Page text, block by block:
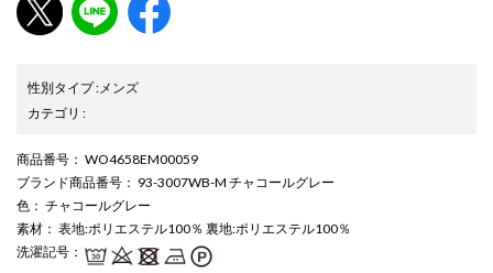
性別タイプ: メンズ
カテゴリ :
商品番号 ： WO4658EM00059
ブランド商品番号 ： 93-3007WB-M チャコールグレー
色 ： チャコールグレー
素材 ： 表地:ポリエステル100％ 裏地:ポリエステル100％
洗濯記号 ：